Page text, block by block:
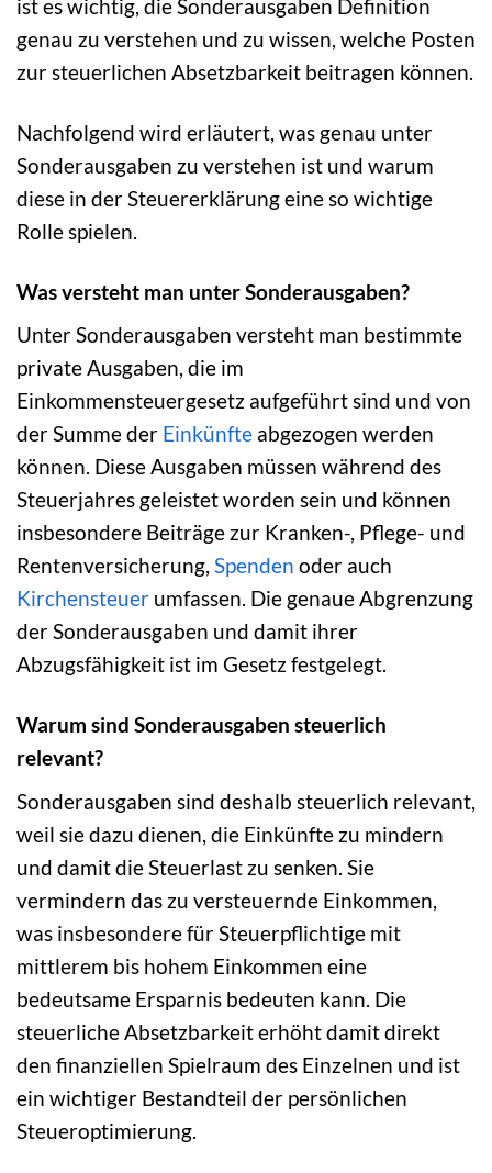
ist es wichtig, die Sonderausgaben Definition
genau zu verstehen und zu wissen, welche Posten
zur steuerlichen Absetzbarkeit beitragen können.
Nachfolgend wird erläutert, was genau unter
Sonderausgaben zu verstehen ist und warum
diese in der Steuererklärung eine so wichtige
Rolle spielen.
Was versteht man unter Sonderausgaben?
Unter Sonderausgaben versteht man bestimmte
private Ausgaben, die im
Einkommensteuergesetz aufgeführt sind und von
der Summe der Einkünfte abgezogen werden
können. Diese Ausgaben müssen während des
Steuerjahres geleistet worden sein und können
insbesondere Beiträge zur Kranken-, Pflege- und
Rentenversicherung, Spenden oder auch
Kirchensteuer umfassen. Die genaue Abgrenzung
der Sonderausgaben und damit ihrer
Abzugsfähigkeit ist im Gesetz festgelegt.
Warum sind Sonderausgaben steuerlich
relevant?
Sonderausgaben sind deshalb steuerlich relevant,
weil sie dazu dienen, die Einkünfte zu mindern
und damit die Steuerlast zu senken. Sie
vermindern das zu versteuernde Einkommen,
was insbesondere für Steuerpflichtige mit
mittlerem bis hohem Einkommen eine
bedeutsame Ersparnis bedeuten kann. Die
steuerliche Absetzbarkeit erhöht damit direkt
den finanziellen Spielraum des Einzelnen und ist
ein wichtiger Bestandteil der persönlichen
Steueroptimierung.